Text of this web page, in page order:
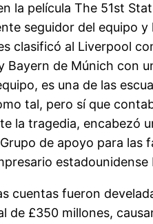
la película The 51st
seguidor del equipo
clasificó al Liverpool
Bayern de Múnich con
es una de las
tal, pero sí que
la tragedia, encabezó
de apoyo para las
cuentas fueron
de £350 millones,